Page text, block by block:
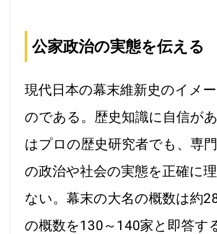
公家政治の実態を伝える
現代日本の幕末維新史のイメ
のである。歴史知識に自信が
はプロの歴史研究者でも、専
の政治や社会の実態を正確に
ない。幕末の大名の概数は約
の概数を130～140家と即答す